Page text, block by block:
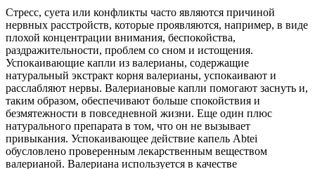
Стресс, суета или конфликты часто являются причиной
нервных расстройств, которые проявляются, например, в виде
плохой концентрации внимания, беспокойства,
раздражительности, проблем со сном и истощения.
Успокаивающие капли из валерианы, содержащие
натуральный экстракт корня валерианы, успокаивают и
расслабляют нервы. Валериановые капли помогают заснуть и,
таким образом, обеспечивают больше спокойствия и
безмятежности в повседневной жизни. Еще один плюс
натурального препарата в том, что он не вызывает
привыкания. Успокаивающее действие капель Abtei
обусловлено проверенным лекарственным веществом
валерианой. Валериана используется в качестве